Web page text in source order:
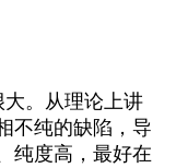
。从理论上讲
不纯的缺陷，导
纯度高，最好在